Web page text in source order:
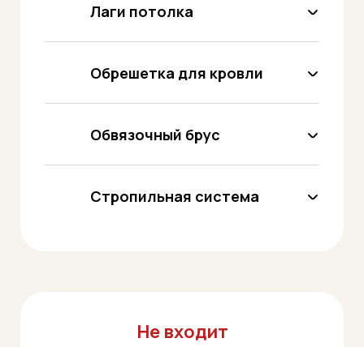
Лаги потолка
Обрешетка для кровли
Обвязочный брус
Стропильная система
Не входит